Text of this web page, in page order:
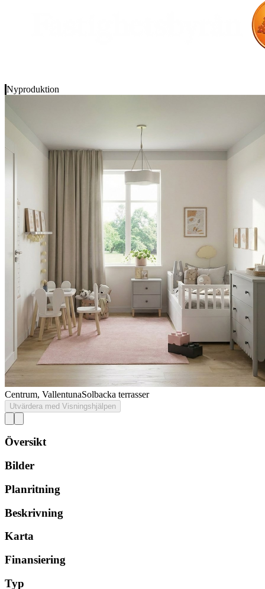
Nyproduktion
Centrum, VallentunaSolbacka terrasser
Utvärdera med Visningshjälpen
Översikt
Bilder
Planritning
Beskrivning
Karta
Finansiering
Typ